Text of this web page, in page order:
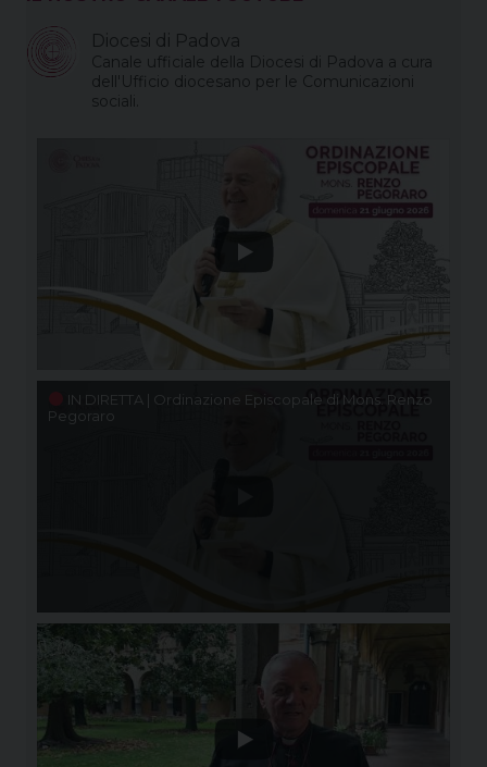
Diocesi di Padova
Canale ufficiale della Diocesi di Padova a cura
dell'Ufficio diocesano per le Comunicazioni
sociali.
IN DIRETTA | Ordinazione Episcopale di Mons. Renzo
Pegoraro